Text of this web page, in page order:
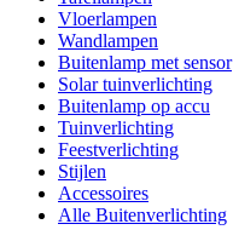
Vloerlampen
Wandlampen
Buitenlamp met sensor
Solar tuinverlichting
Buitenlamp op accu
Tuinverlichting
Feestverlichting
Stijlen
Accessoires
Alle Buitenverlichting